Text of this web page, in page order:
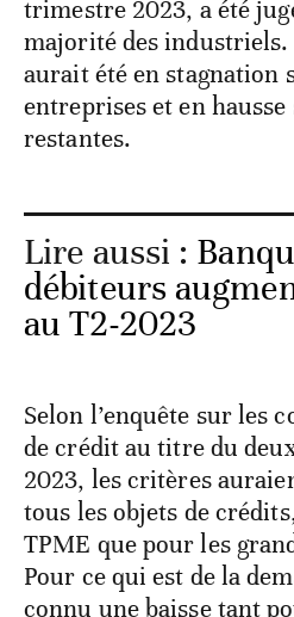
trimestre 2023, a été
majorité des
aurait été en stagnation
entreprises et en hausse
restantes.
Lire aussi :
débiteurs
au T2-2023
Selon l’enquête sur les
de crédit au titre du
2023, les critères
tous les objets de
TPME que pour les
Pour ce qui est de la
connu une baisse tant